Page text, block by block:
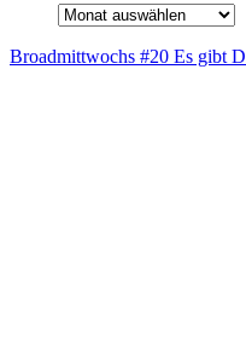
Archiv
Broad­mitt­wochs #20 Es gibt